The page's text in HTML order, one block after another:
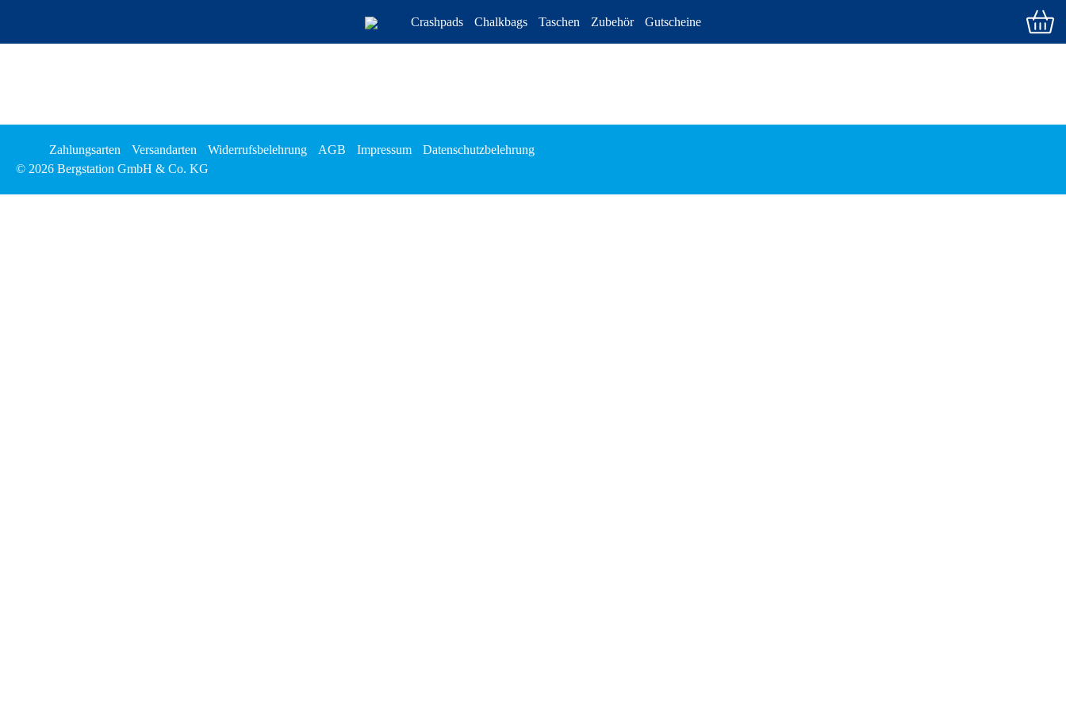
Crashpads Chalkbags Taschen Zubehör Gutscheine
Zahlungsarten Versandarten Widerrufsbelehrung AGB Impressum
Datenschutzbelehrung
© 2026 Bergstation GmbH & Co. KG